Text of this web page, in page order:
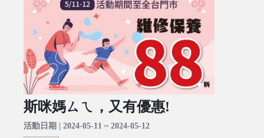
斯咪媽ㄙㄟ，又有優惠!
活動日期 | 2024-05-11 ~ 2024-05-12